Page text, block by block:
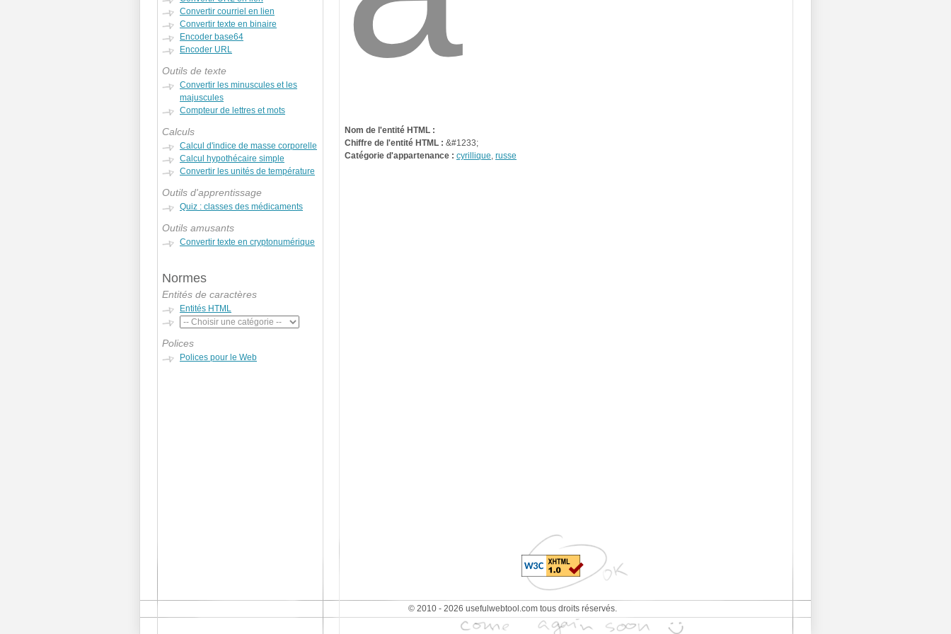
Convertir courriel en lien
Convertir texte en binaire
Encoder base64
Encoder URL
Outils de texte
Convertir les minuscules et les
majuscules
Compteur de lettres et mots
Calculs
Calcul d'indice de masse corporelle
Calcul hypothécaire simple
Convertir les unités de température
Outils d'apprentissage
Quiz : classes des médicaments
Outils amusants
Convertir texte en cryptonumérique
Normes
Entités de caractères
Entités HTML
Polices
Polices pour le Web
Nom de l'entité HTML :
Chiffre de l'entité HTML : &#1233;
Catégorie d'appartenance : cyrillique, russe
© 2010 - 2026 usefulwebtool.com tous droits réservés.